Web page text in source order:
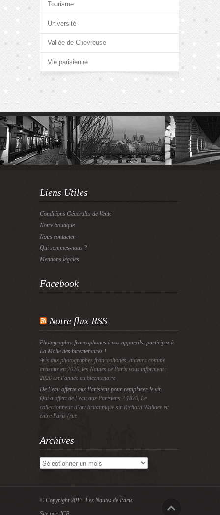
Tourisme
Université
Vallée de Chevreuse
Vie parisienne
Liens Utiles
Conditions Générales de Vente
Notre boutique
Nous contacter
Qui sommes-nous ?
Mentions légales
Facebook
Notre flux RSS
Photographes francophones à vos appareils, participez à
La Malle des bicentenaires !
Avis aux photographes francophones, auteurs comme
artisans en 2026, les Nautes de Paris vous informent :
2026 est l’année du bicentenaire
De l’eau offerte aux Parisiens pour remplacer le vin
Qui a offert de l’eau aux Parisiens ? 1870, Le
collectionneur d’art britannique sir Richard Wallace vit
entre Paris (rue
Archives
Archives
© Copyright 2013. Les Nautes de Paris
Site par JCB